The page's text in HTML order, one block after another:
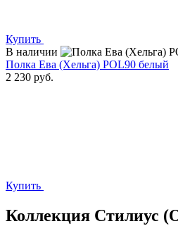
Купить
В наличии
Полка Ева (Хельга) POL90 белый
2 230 руб.
Купить
Коллекция Стилиус